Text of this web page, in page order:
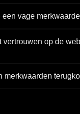
een vage
vertrouwen op de
merkwaarden